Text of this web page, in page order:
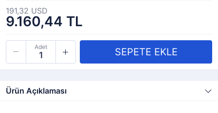
9.160,44 TL
191,32 USD
Adet
Ürün Açıklaması